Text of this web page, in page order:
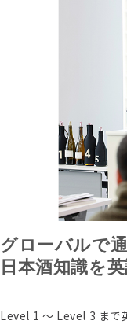
グローバルで
日本酒知識を
Level 1 〜 Level 3 まで